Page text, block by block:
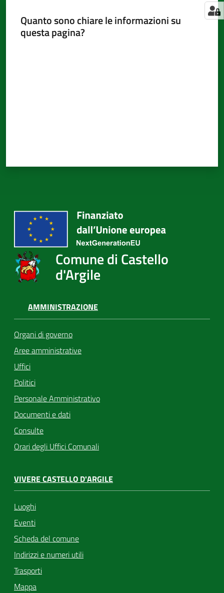
Quanto sono chiare le informazioni su
questa pagina?
Comune di Castello
d'Argile
AMMINISTRAZIONE
Organi di governo
Aree amministrative
Uffici
Politici
Personale Amministrativo
Documenti e dati
Consulte
Orari degli Uffici Comunali
VIVERE CASTELLO D'ARGILE
Luoghi
Eventi
Scheda del comune
Indirizzi e numeri utili
Trasporti
Mappa